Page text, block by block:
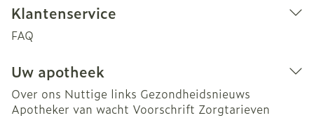
Klantenservice
FAQ
Uw apotheek
Over ons Nuttige links Gezondheidsnieuws
Apotheker van wacht Voorschrift Zorgtarieven